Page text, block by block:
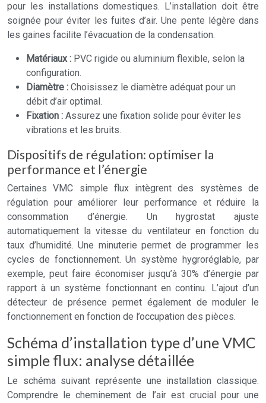
pour les installations domestiques. L’installation doit être
soignée pour éviter les fuites d’air. Une pente légère dans
les gaines facilite l’évacuation de la condensation.
Matériaux : PVC rigide ou aluminium flexible, selon la
configuration.
Diamètre : Choisissez le diamètre adéquat pour un
débit d’air optimal.
Fixation : Assurez une fixation solide pour éviter les
vibrations et les bruits.
Dispositifs de régulation: optimiser la
performance et l’énergie
Certaines VMC simple flux intègrent des systèmes de
régulation pour améliorer leur performance et réduire la
consommation d’énergie. Un hygrostat ajuste
automatiquement la vitesse du ventilateur en fonction du
taux d’humidité. Une minuterie permet de programmer les
cycles de fonctionnement. Un système hygroréglable, par
exemple, peut faire économiser jusqu’à 30% d’énergie par
rapport à un système fonctionnant en continu. L’ajout d’un
détecteur de présence permet également de moduler le
fonctionnement en fonction de l’occupation des pièces.
Schéma d’installation type d’une VMC
simple flux: analyse détaillée
Le schéma suivant représente une installation classique.
Comprendre le cheminement de l’air est crucial pour une